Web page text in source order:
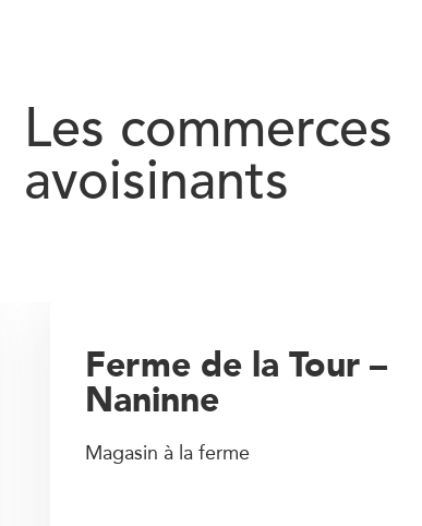
Les commerces
avoisinants
Ferme de la Tour –
Naninne
Magasin à la ferme